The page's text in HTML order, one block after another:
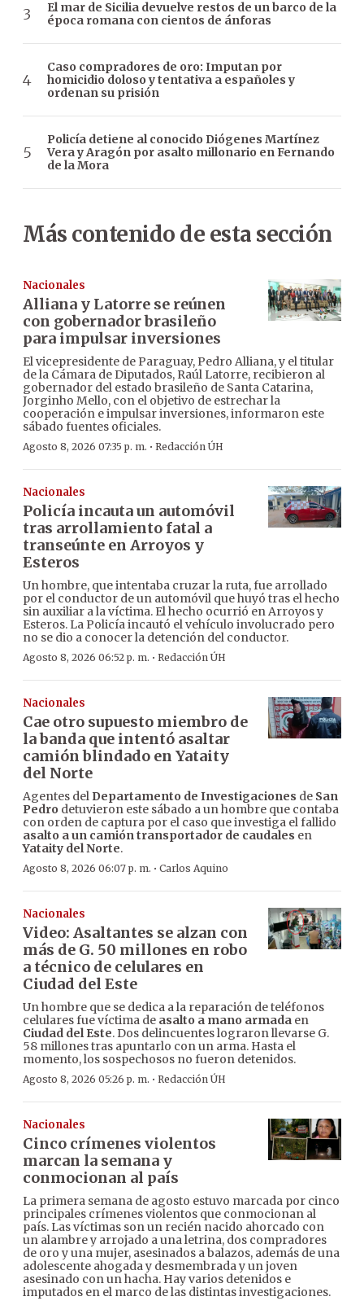
El mar de Sicilia devuelve restos de un barco de la
época romana con cientos de ánforas
Caso compradores de oro: Imputan por
homicidio doloso y tentativa a españoles y
ordenan su prisión
Policía detiene al conocido Diógenes Martínez
Vera y Aragón por asalto millonario en Fernando
de la Mora
Más contenido de esta sección
Nacionales
Alliana y Latorre se reúnen
con gobernador brasileño
para impulsar inversiones
El vicepresidente de Paraguay, Pedro Alliana, y el titular
de la Cámara de Diputados, Raúl Latorre, recibieron al
gobernador del estado brasileño de Santa Catarina,
Jorginho Mello, con el objetivo de estrechar la
cooperación e impulsar inversiones, informaron este
sábado fuentes oficiales.
Agosto 8, 2026 07:35 p. m. · Redacción ÚH
Nacionales
Policía incauta un automóvil
tras arrollamiento fatal a
transeúnte en Arroyos y
Esteros
Un hombre, que intentaba cruzar la ruta, fue arrollado
por el conductor de un automóvil que huyó tras el hecho
sin auxiliar a la víctima. El hecho ocurrió en Arroyos y
Esteros. La Policía incautó el vehículo involucrado pero
no se dio a conocer la detención del conductor.
Agosto 8, 2026 06:52 p. m. · Redacción ÚH
Nacionales
Cae otro supuesto miembro de
la banda que intentó asaltar
camión blindado en Yataity
del Norte
Agentes del Departamento de Investigaciones de San
Pedro detuvieron este sábado a un hombre que contaba
con orden de captura por el caso que investiga el fallido
asalto a un camión transportador de caudales en
Yataity del Norte.
Agosto 8, 2026 06:07 p. m. · Carlos Aquino
Nacionales
Video: Asaltantes se alzan con
más de G. 50 millones en robo
a técnico de celulares en
Ciudad del Este
Un hombre que se dedica a la reparación de teléfonos
celulares fue víctima de asalto a mano armada en
Ciudad del Este. Dos delincuentes lograron llevarse G.
58 millones tras apuntarlo con un arma. Hasta el
momento, los sospechosos no fueron detenidos.
Agosto 8, 2026 05:26 p. m. · Redacción ÚH
Nacionales
Cinco crímenes violentos
marcan la semana y
conmocionan al país
La primera semana de agosto estuvo marcada por cinco
principales crímenes violentos que conmocionan al
país. Las víctimas son un recién nacido ahorcado con
un alambre y arrojado a una letrina, dos compradores
de oro y una mujer, asesinados a balazos, además de una
adolescente ahogada y desmembrada y un joven
asesinado con un hacha. Hay varios detenidos e
imputados en el marco de las distintas investigaciones.